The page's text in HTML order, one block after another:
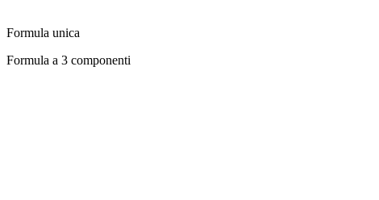
Formula unica
Formula a 3 componenti